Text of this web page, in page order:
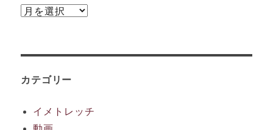
ア
ブ
カテゴリー
イメトレッチ